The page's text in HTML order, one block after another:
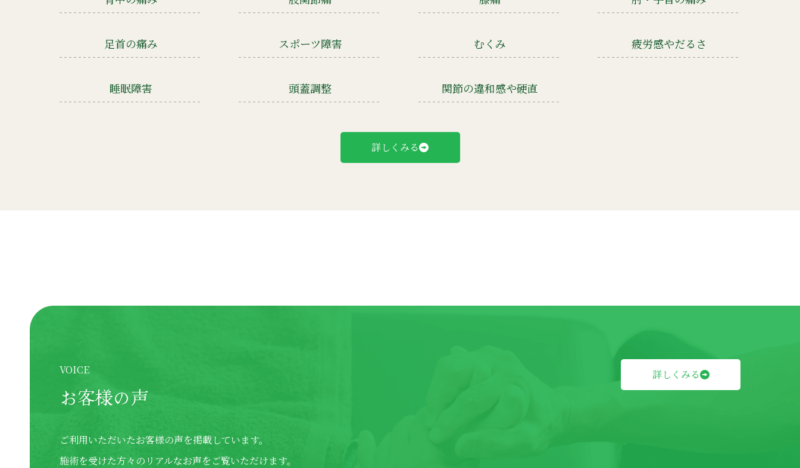
足首の痛み スポーツ障害 むくみ 疲労感やだるさ
睡眠障害 頭蓋調整 関節の違和感や硬直
詳しくみる
VOICE
お客様の声
ご利用いただいたお客様の声を掲載しています。
施術を受けた方々のリアルなお声をご覧いただけます。
詳しくみる